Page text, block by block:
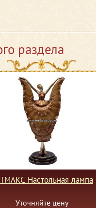
раздела
Настольная лампа
Уточняйте цену